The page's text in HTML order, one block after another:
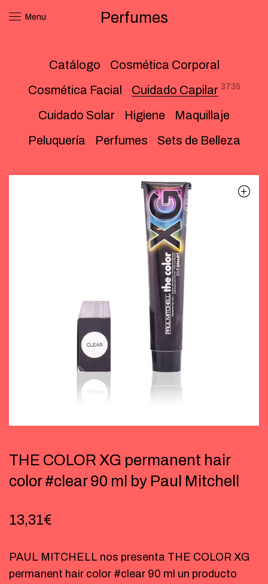
Menu Perfumes
Catálogo
Cosmética Corporal
Cosmética Facial
Cuidado Capilar 3735
Cuidado Solar Higiene
Maquillaje
Peluquería
Perfumes Sets de Belleza
THE COLOR XG permanent hair
color #clear 90 ml by Paul Mitchell
13,31€
PAUL MITCHELL nos presenta THE COLOR XG
permanent hair color #clear 90 ml un producto